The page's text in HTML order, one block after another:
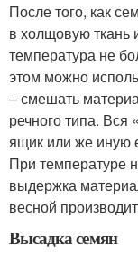
После того, как
в холщовую ткань
температура не
этом можно
– смешать
речного типа.
ящик или же иную
При температуре
выдержка
весной
Высадка семян